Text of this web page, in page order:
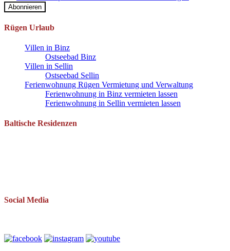
Rügen Urlaub
Villen in Binz
Ostseebad Binz
Villen in Sellin
Ostseebad Sellin
Ferienwohnung Rügen Vermietung und Verwaltung
Ferienwohnung in Binz vermieten lassen
Ferienwohnung in Sellin vermieten lassen
Baltische Residenzen
Social Media